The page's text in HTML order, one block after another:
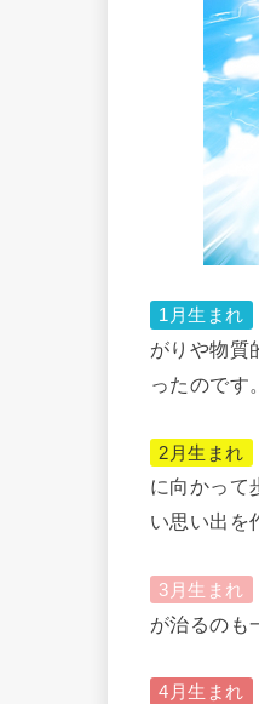
1月生まれ
がりや物質
ったのです
2月生まれ
に向かって
い思い出
3月生まれ
が治るのも
4月生まれ